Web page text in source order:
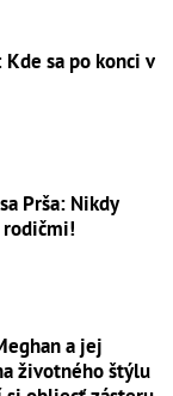
sa po konci v
Prša: Nikdy
rodičmi!
a jej
životného štýlu